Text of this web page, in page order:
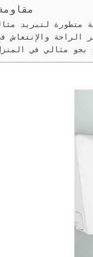
متطورة لتبريد
الراحة